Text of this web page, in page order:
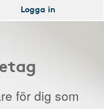
Logga in
för dig som